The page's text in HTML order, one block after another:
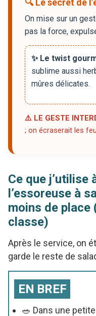
🔍 Le secret de
On mise sur un
pas la force,
✨ Le twist
sublime aussi
mûres délicates.
⚠️ LE GESTE
; on écraserait les
Ce que j’utilise
l’essoreuse à
moins de place
classe)
Après le service, on
garde le reste de
EN BREF
🥗 Dans une